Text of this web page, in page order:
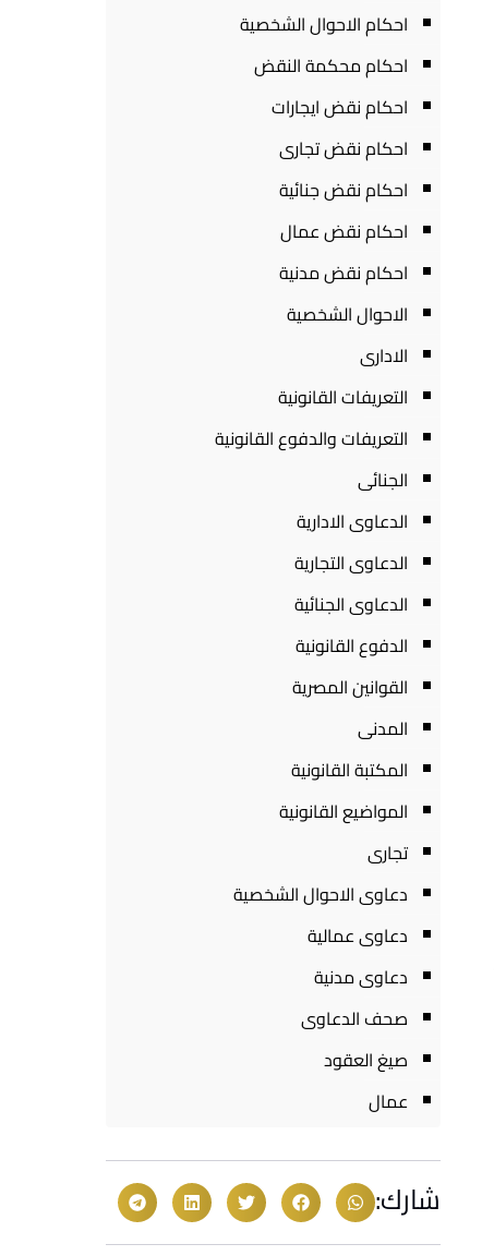
احكام الاحوال الشخصية
احكام محكمة النقض
احكام نقض ايجارات
احكام نقض تجارى
احكام نقض جنائية
احكام نقض عمال
احكام نقض مدنية
الاحوال الشخصية
الادارى
التعريفات القانونية
التعريفات والدفوع القانونية
الجنائى
الدعاوى الادارية
الدعاوى التجارية
الدعاوى الجنائية
الدفوع القانونية
القوانين المصرية
المدنى
المكتبة القانونية
المواضيع القانونية
تجارى
دعاوى الاحوال الشخصية
دعاوى عمالية
دعاوى مدنية
صحف الدعاوى
صيغ العقود
عمال
شارك: